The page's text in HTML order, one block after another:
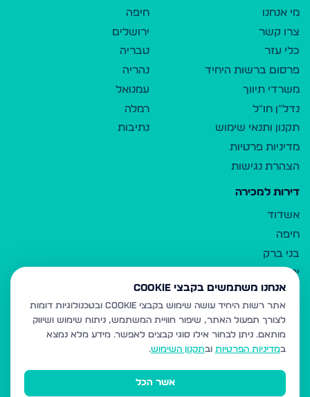
מי אנחנו
צרו קשר
כלי עזר
פרסום ברשות היחיד
משרדי תיווך
נדל"ן חו"ל
תקנון ותנאי שימוש
מדיניות פרטיות
הצהרת נגישות
חיפה
ירושלים
טבריה
נהריה
עמנואל
רמלה
נתיבות
דירות למכירה
אשדוד
חיפה
בני ברק
ירושלים
אלעד
גבעת זאב
בית שמש
רכסים
מודיעין עילית
אנחנו משתמשים בקבצי Cookie
אתר רשות היחיד עושה שימוש בקבצי Cookie ובטכנולוגיות דומות
לצורך תפעול האתר, שיפור חוויית המשתמש, ניתוח שימוש ושיווק
מותאם. ניתן לבחור אילו סוגי קבצים לאפשר. מידע מלא נמצא
במדיניות הפרטיות ובתקנון השימוש.
אשר הכל